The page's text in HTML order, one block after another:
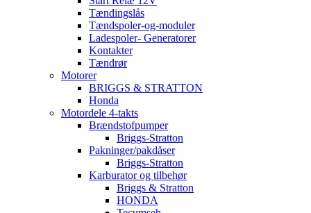
Tændingslås
Tændspoler-og-moduler
Ladespoler- Generatorer
Kontakter
Tændrør
Motorer
BRIGGS & STRATTON
Honda
Motordele 4-takts
Brændstofpumper
Briggs-Stratton
Pakninger/pakdåser
Briggs-Stratton
Karburator og tilbehør
Briggs & Stratton
HONDA